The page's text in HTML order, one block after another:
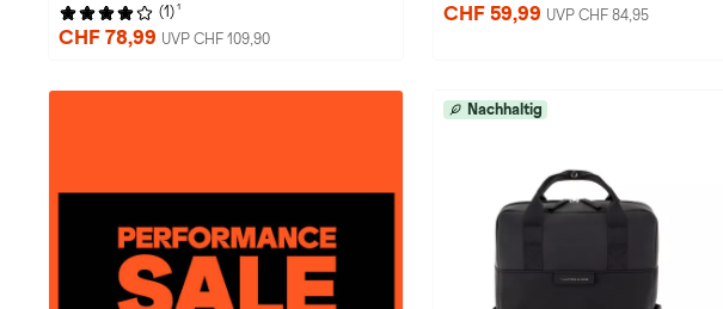
(1) 1
CHF 78,99 UVP CHF 109,90
CHF 59,99 UVP CHF 84,95
Nachhaltig